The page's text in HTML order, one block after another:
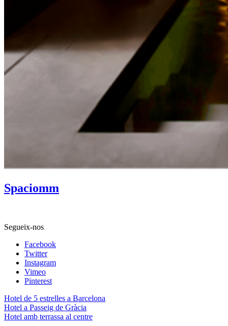
Spaciomm
Segueix-nos
Facebook
Twitter
Instagram
Vimeo
Pinterest
Hotel de 5 estrelles a Barcelona
Hotel a Passeig de Gràcia
Hotel amb terrassa al centre